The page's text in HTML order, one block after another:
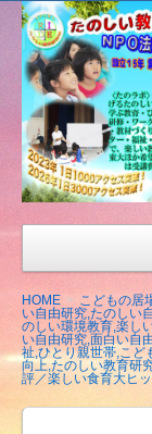
たの
しい
教育
研究
所
（沖
縄）
公式
ト
HOME
こどもの居
い自由研究,たのしい
のしい環境教育,楽し
い自由研究,面白い自
祉,ひとり親世帯,こど
向上,たのしい教育研
評／楽しい食育大ヒ